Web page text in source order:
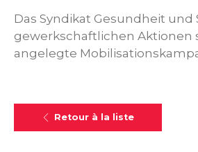
Das Syndikat Gesundheit
gewerkschaftlichen Aktionen
angelegte
Retour à la liste